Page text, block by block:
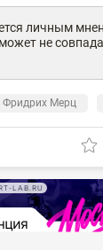
личным
не
Фридрих Мерц
LAB.RU